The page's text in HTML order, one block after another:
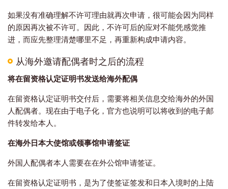
如果没有准确理解不许可理由就再次申请，很可能会因为同样
的原因再次被不许可。因此，不许可后的应对不能凭感觉推
进，而应先整理清楚哪里不足，再重新构成申请内容。
从海外邀请配偶者时之后的流程
将在留资格认定证明书发送给海外配偶
在留资格认定证明书交付后，需要将相关信息交给海外的外国
人配偶者。现在由于电子化，官方也说明可以将收到的电子邮
件转发给本人。
在海外日本大使馆或领事馆申请签证
外国人配偶者本人需要在在外公馆申请签证。
在留资格认定证明书，是为了使签证签发和日本入境时的上陆